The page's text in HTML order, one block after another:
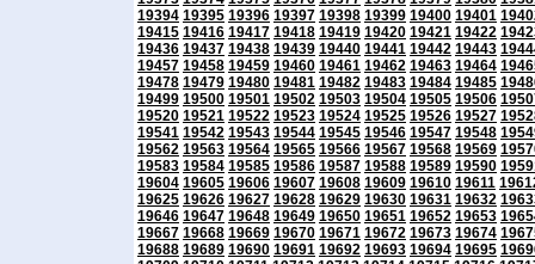
19394 19395 19396 19397 19398 19399 19400 19401
19415 19416 19417 19418 19419 19420 19421 19422
19436 19437 19438 19439 19440 19441 19442 19443
19457 19458 19459 19460 19461 19462 19463 19464
19478 19479 19480 19481 19482 19483 19484 19485
19499 19500 19501 19502 19503 19504 19505 19506
19520 19521 19522 19523 19524 19525 19526 19527
19541 19542 19543 19544 19545 19546 19547 19548
19562 19563 19564 19565 19566 19567 19568 19569
19583 19584 19585 19586 19587 19588 19589 19590
19604 19605 19606 19607 19608 19609 19610 19611
19625 19626 19627 19628 19629 19630 19631 19632
19646 19647 19648 19649 19650 19651 19652 19653
19667 19668 19669 19670 19671 19672 19673 19674
19688 19689 19690 19691 19692 19693 19694 19695